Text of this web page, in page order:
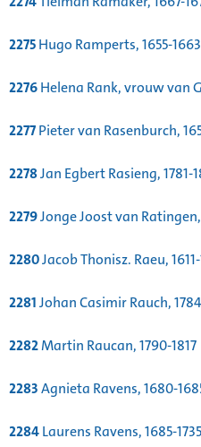
2275Hugo Ramperts, 1655-1663
2276Helena Rank, vrouw van
2277Pieter van Rasenburch,
2278Jan Egbert Rasieng, 1781-
2279Jonge Joost van
2280Jacob Thonisz. Raeu,
2281Johan Casimir Rauch,
2282Martin Raucan, 1790-1817
2283Agnieta Ravens, 1680-
2284Laurens Ravens, 1685-1735